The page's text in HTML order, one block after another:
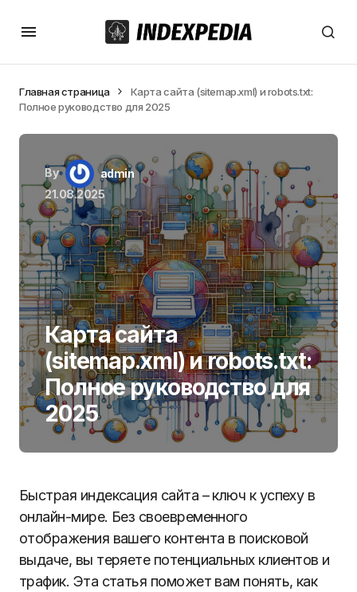
Главная страница
Карта сайта (sitemap.xml) и robots.txt:
Полное руководство для 2025
By
admin
21.08.2025
Карта сайта
(sitemap.xml) и robots.txt:
Полное руководство для
2025
Быстрая индексация сайта – ключ к успеху в
онлайн-мире. Без своевременного
отображения вашего контента в поисковой
выдаче, вы теряете потенциальных клиентов и
трафик. Эта статья поможет вам понять, как